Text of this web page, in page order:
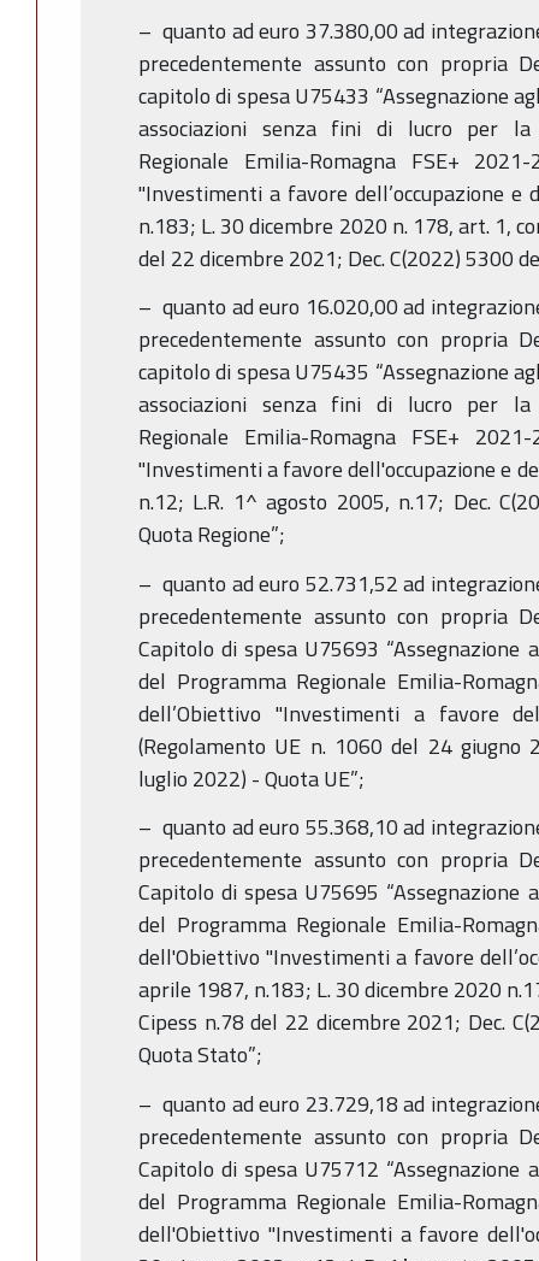
– quanto ad euro 37.380,00 ad
precedentemente assunto con propria
capitolo di spesa U75433 “Assegnazione
associazioni senza fini di lucro per la
Regionale Emilia-Romagna FSE+
"Investimenti a favore dell’occupazione e
n.183; L. 30 dicembre 2020 n. 178, art. 1,
del 22 dicembre 2021; Dec. C(2022) 5300
– quanto ad euro 16.020,00 ad
precedentemente assunto con propria
capitolo di spesa U75435 “Assegnazione
associazioni senza fini di lucro per la
Regionale Emilia-Romagna FSE+
"Investimenti a favore dell'occupazione e
n.12; L.R. 1^ agosto 2005, n.17; Dec.
Quota Regione”;
– quanto ad euro 52.731,52 ad
precedentemente assunto con propria
Capitolo di spesa U75693
del Programma Regionale Emilia-
dell’Obiettivo "Investimenti a favore
(Regolamento UE n. 1060 del 24 giugno
luglio 2022) - Quota UE”;
– quanto ad euro 55.368,10 ad
precedentemente assunto con propria
Capitolo di spesa U75695
del Programma Regionale Emilia-
dell'Obiettivo "Investimenti a favore
aprile 1987, n.183; L. 30 dicembre 2020
Cipess n.78 del 22 dicembre 2021; Dec.
Quota Stato”;
– quanto ad euro 23.729,18 ad
precedentemente assunto con propria
Capitolo di spesa U75712
del Programma Regionale Emilia-
dell'Obiettivo "Investimenti a favore